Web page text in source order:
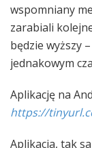
wspomniany
zarabiali
będzie wyższy
jednakowym
Aplikację na
https://
Aplikacja, tak